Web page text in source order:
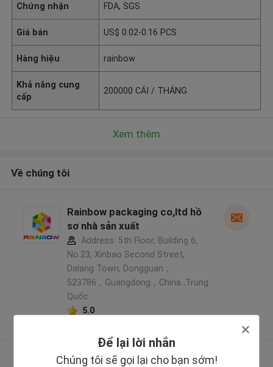
Để lại lời nhắn
Chúng tôi sẽ gọi lại cho bạn sớm!
Chứng nhận FDA, SGS
Giá bán US$ 0.02-0.16 PCS
Hàng hiệu rainbow
Khả năng cung
cấp
200000 CÁI / THÁNG
Xem thêm
Về chúng tôi
Rainbow packaging co,ltd hồ
sơ nhà sản xuất
Address: 5th Floor, Building 6,
No.23, Xinbao Second Street,
Dalang Town, Dongguan，
523786，Guangdong，China ,Trung
Quốc
5.0
Xem thêm